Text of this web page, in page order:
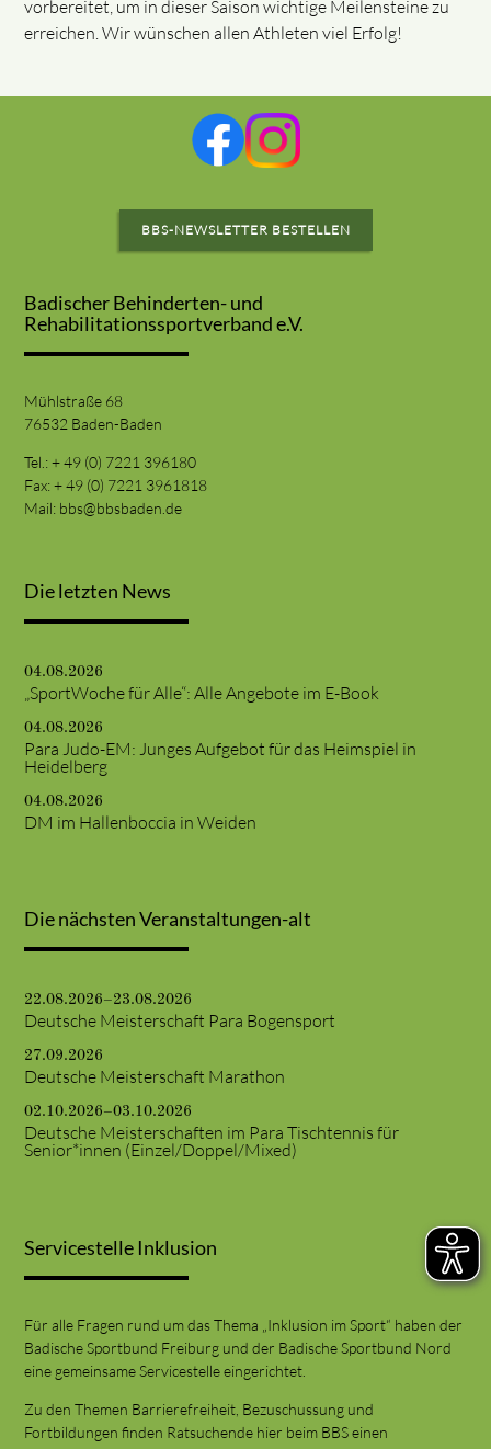
vorbereitet, um in dieser Saison wichtige Meilensteine zu
erreichen. Wir wünschen allen Athleten viel Erfolg!
BBS-NEWSLETTER BESTELLEN
Badischer Behinderten- und
Rehabilitationssportverband e.V.
Mühlstraße 68
76532 Baden-Baden
Tel.: + 49 (0) 7221 396180
Fax: + 49 (0) 7221 3961818
Mail: bbs@bbsbaden.de
Die letzten News
04.08.2026
„SportWoche für Alle“: Alle Angebote im E-Book
04.08.2026
Para Judo-EM: Junges Aufgebot für das Heimspiel in
Heidelberg
04.08.2026
DM im Hallenboccia in Weiden
Die nächsten Veranstaltungen-alt
22.08.2026–23.08.2026
Deutsche Meisterschaft Para Bogensport
27.09.2026
Deutsche Meisterschaft Marathon
02.10.2026–03.10.2026
Deutsche Meisterschaften im Para Tischtennis für
Senior*innen (Einzel/Doppel/Mixed)
Servicestelle Inklusion
Für alle Fragen rund um das Thema „Inklusion im Sport“ haben der
Badische Sportbund Freiburg und der Badische Sportbund Nord
eine gemeinsame Servicestelle eingerichtet.
Zu den Themen Barrierefreiheit, Bezuschussung und
Fortbildungen finden Ratsuchende hier beim BBS einen